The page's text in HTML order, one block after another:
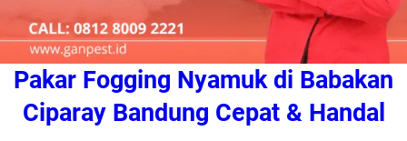
Pakar Fogging Nyamuk di Babakan
Ciparay Bandung Cepat & Handal